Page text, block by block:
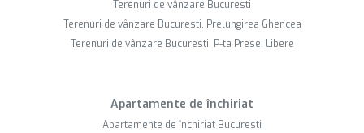
Terenuri de vânzare Bucuresti
Terenuri de vânzare Bucuresti, Prelungirea Ghencea
Terenuri de vânzare Bucuresti, P-ta Presei Libere
Apartamente de închiriat
Apartamente de închiriat Bucuresti